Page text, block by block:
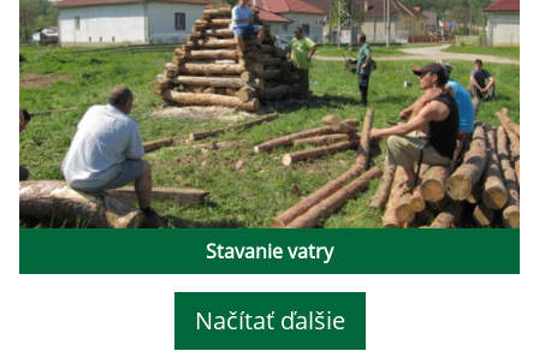
Stavanie vatry
Načítať ďalšie